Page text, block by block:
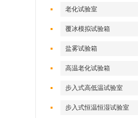
老化试验室
覆冰模拟试验箱
盐雾试验箱
高温老化试验箱
步入式高低温试验室
步入式恒温恒湿试验室